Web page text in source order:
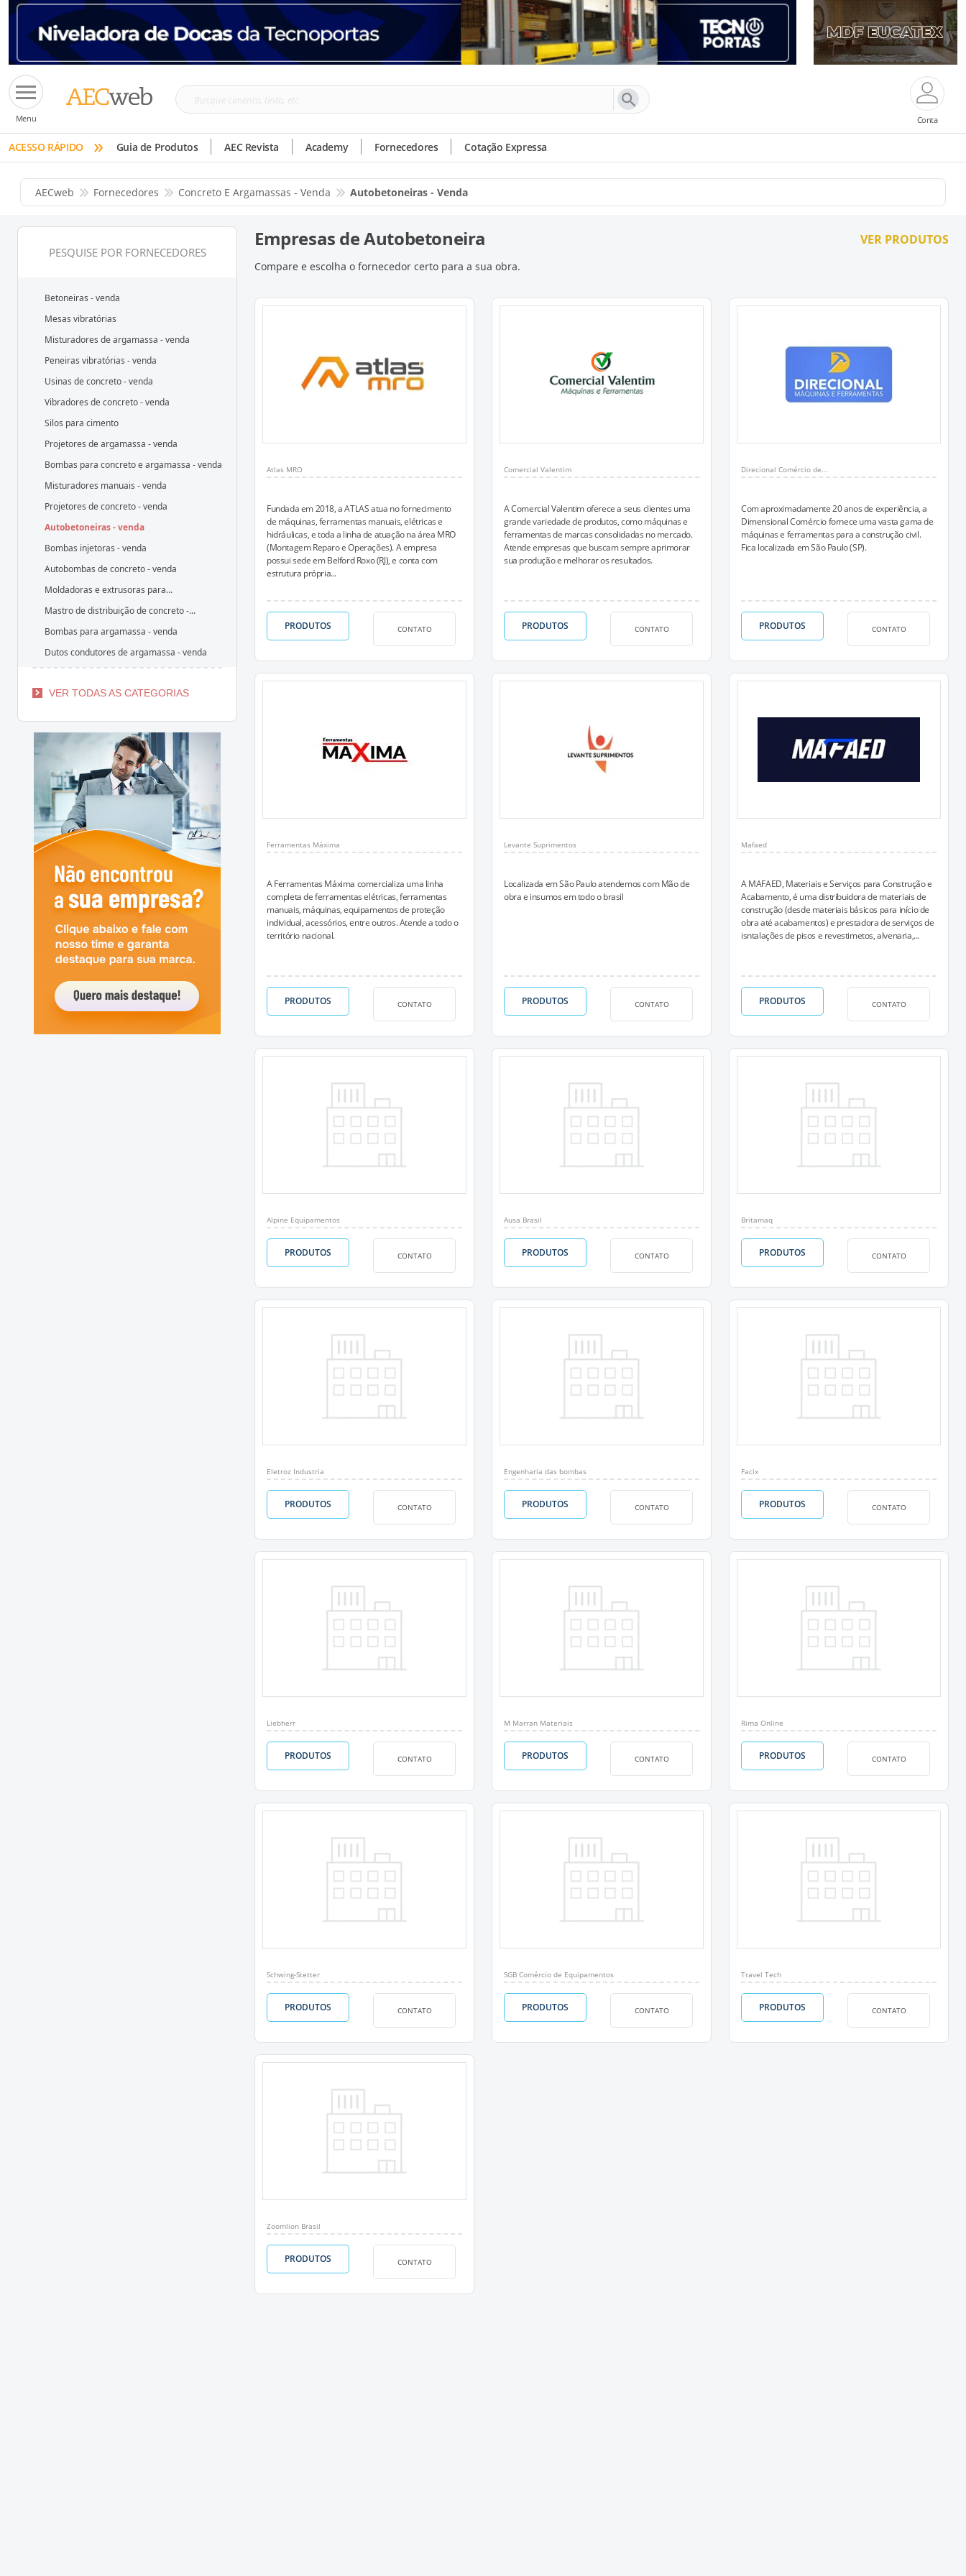
Menu
Busque
tinta,
etc
Conta
ACESSO RÁPIDO » Guia de Produtos AEC Revista Academy Fornecedores Cotação Expressa
AECweb Fornecedores Concreto E Argamassas - Venda Autobetoneiras - Venda
PESQUISE POR FORNECEDORES
Betoneiras - venda
Mesas vibratórias
Misturadores de argamassa - venda
Peneiras vibratórias - venda
Usinas de concreto - venda
Vibradores de concreto - venda
Silos para cimento
Projetores de argamassa - venda
Bombas para concreto e argamassa - venda
Misturadores manuais - venda
Projetores de concreto - venda
Autobetoneiras - venda
Bombas injetoras - venda
Autobombas de concreto - venda
Moldadoras e extrusoras para...
Mastro de distribuição de concreto -...
Bombas para argamassa - venda
Dutos condutores de argamassa - venda
VER TODAS AS CATEGORIAS
Empresas de Autobetoneira
Compare e escolha o fornecedor certo para a sua obra.
VER PRODUTOS
Atlas MRO
Fundada em 2018, a ATLAS atua no fornecimento
de máquinas, ferramentas manuais, elétricas e
hidráulicas, e toda a linha de atuação na área MRO
(Montagem Reparo e Operações). A empresa
possui sede em Belford Roxo (RJ), e conta com
estrutura própria...
PRODUTOS CONTATO
Comercial Valentim
A Comercial Valentim oferece a seus clientes uma
grande variedade de produtos, como máquinas e
ferramentas de marcas consolidadas no mercado.
Atende empresas que buscam sempre aprimorar
sua produção e melhorar os resultados.
PRODUTOS CONTATO
Direcional Comércio de...
Com aproximadamente 20 anos de experiência, a
Dimensional Comércio fornece uma vasta gama de
máquinas e ferramentas para a construção civil.
Fica localizada em São Paulo (SP).
PRODUTOS CONTATO
Ferramentas Máxima
A Ferramentas Máxima comercializa uma linha
completa de ferramentas elétricas, ferramentas
manuais, máquinas, equipamentos de proteção
individual, acessórios, entre outros. Atende a todo o
território nacional.
PRODUTOS CONTATO
Levante Suprimentos
Localizada em São Paulo atendemos com Mão de
obra e insumos em todo o brasil
PRODUTOS CONTATO
Mafaed
A MAFAED, Materiais e Serviços para Construção e
Acabamento, é uma distribuidora de materiais de
construção (desde materiais básicos para início de
obra até acabamentos) e prestadora de serviços de
isntalações de pisos e revestimetos, alvenaria,...
PRODUTOS CONTATO
Alpine Equipamentos
PRODUTOS CONTATO
Ausa Brasil
PRODUTOS CONTATO
Britamaq
PRODUTOS CONTATO
Eletroz Industria
PRODUTOS CONTATO
Engenharia das bombas
PRODUTOS CONTATO
Facix
PRODUTOS CONTATO
Liebherr
PRODUTOS CONTATO
M Marran Materiais
PRODUTOS CONTATO
Rima Online
PRODUTOS CONTATO
Schwing-Stetter
PRODUTOS CONTATO
SGB Comércio de Equipamentos
PRODUTOS CONTATO
Travel Tech
PRODUTOS CONTATO
Zoomlion Brasil
PRODUTOS CONTATO